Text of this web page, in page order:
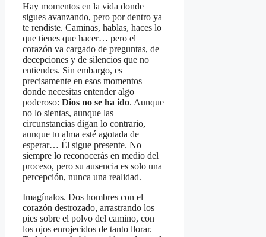
Hay momentos en la vida donde
sigues avanzando, pero por dentro ya
te rendiste. Caminas, hablas, haces lo
que tienes que hacer… pero el
corazón va cargado de preguntas, de
decepciones y de silencios que no
entiendes. Sin embargo, es
precisamente en esos momentos
donde necesitas entender algo
poderoso: Dios no se ha ido. Aunque
no lo sientas, aunque las
circunstancias digan lo contrario,
aunque tu alma esté agotada de
esperar… Él sigue presente. No
siempre lo reconocerás en medio del
proceso, pero su ausencia es solo una
percepción, nunca una realidad.
Imagínalos. Dos hombres con el
corazón destrozado, arrastrando los
pies sobre el polvo del camino, con
los ojos enrojecidos de tanto llorar.